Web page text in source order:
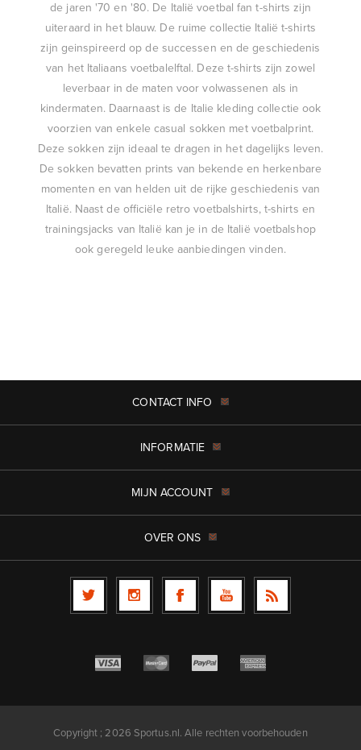
de jaren '70 en '80. De Italië voetbal fan t-shirts zijn
uiteraard in het blauw. De ruime collectie Italië t-shirts
zijn geinspireerd op de successen en de geschiedenis
van het Italiaans voetbalelftal. Deze t-shirts zijn zowel
leverbaar in de maten voor volwassenen als in
kindermaten. Daarnaast is de Italie kleding collectie ook
voorzien van enkele casual sokken met voetbalprint.
Deze sokken zijn ideaal te dragen in het dagelijks leven.
De sokken bevatten prints van bekende en herkenbare
momenten en van helden uit de rijke geschiedenis van
Italië. Naast de officiële retro voetbalshirts, t-shirts en
trainingsjacks van Italië kan je in de Italië voetbalshop
ook geregeld leuke aanbiedingen vinden.
CONTACT INFO
INFORMATIE
MIJN ACCOUNT
OVER ONS
Copyright ; 2026 Sportus.nl. Alle rechten voorbehouden